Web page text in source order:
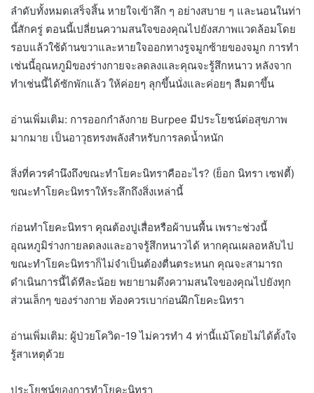
ลำดับทั้งหมดเสร็จสิ้น หายใจเข้าลึก ๆ อย่างสบาย ๆ และนอนในท่า
นี้สักครู่ ตอนนี้เปลี่ยนความสนใจของคุณไปยังสภาพแวดล้อมโดย
รอบแล้วใช้ด้านขวาและหายใจออกทางรูจมูกซ้ายของจมูก การทำ
เช่นนี้อุณหภูมิของร่างกายจะลดลงและคุณจะรู้สึกหนาว หลังจาก
ทำเช่นนี้ได้ซักพักแล้ว ให้ค่อยๆ ลุกขึ้นนั่งและค่อยๆ ลืมตาขึ้น
อ่านเพิ่มเติม: การออกกำลังกาย Burpee มีประโยชน์ต่อสุขภาพ
มากมาย เป็นอาวุธทรงพลังสำหรับการลดน้ำหนัก
สิ่งที่ควรคำนึงถึงขณะทำโยคะนิทราคืออะไร? (ย็อก นิทรา เซฟตี้)
ขณะทำโยคะนิทราให้ระลึกถึงสิ่งเหล่านี้
ก่อนทำโยคะนิทรา คุณต้องปูเสื่อหรือผ้าบนพื้น เพราะช่วงนี้
อุณหภูมิร่างกายลดลงและอาจรู้สึกหนาวได้ หากคุณเผลอหลับไป
ขณะทำโยคะนิทราก็ไม่จำเป็นต้องตื่นตระหนก คุณจะสามารถ
ดำเนินการนี้ได้ทีละน้อย พยายามดึงความสนใจของคุณไปยังทุก
ส่วนเล็กๆ ของร่างกาย ท้องควรเบาก่อนฝึกโยคะนิทรา
อ่านเพิ่มเติม: ผู้ป่วยโควิด-19 ไม่ควรทำ 4 ท่านี้แม้โดยไม่ได้ตั้งใจ
รู้สาเหตุด้วย
ประโยชน์ของการทำโยคะนิทรา